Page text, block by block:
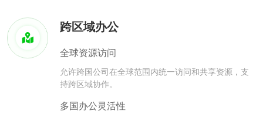
跨区域办公
全球资源访问
允许跨国公司在全球范围内统一访问和共享资源，支
持跨区域协作。
多国办公灵活性